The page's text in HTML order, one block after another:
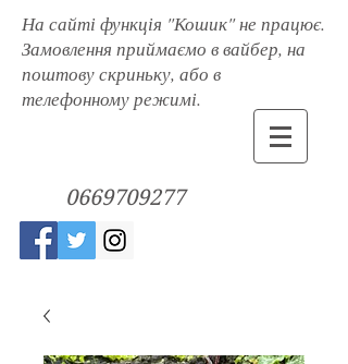
На сайті функція "Кошик" не працює.
Замовлення приймаємо в вайбер, на
поштову скриньку, або в
телефонному режимі.
0669709277